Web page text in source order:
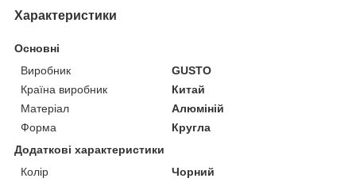
Характеристики
Основні
Виробник
GUSTO
Країна виробник
Китай
Матеріал
Алюміній
Форма
Кругла
Додаткові характеристики
Колір
Чорний